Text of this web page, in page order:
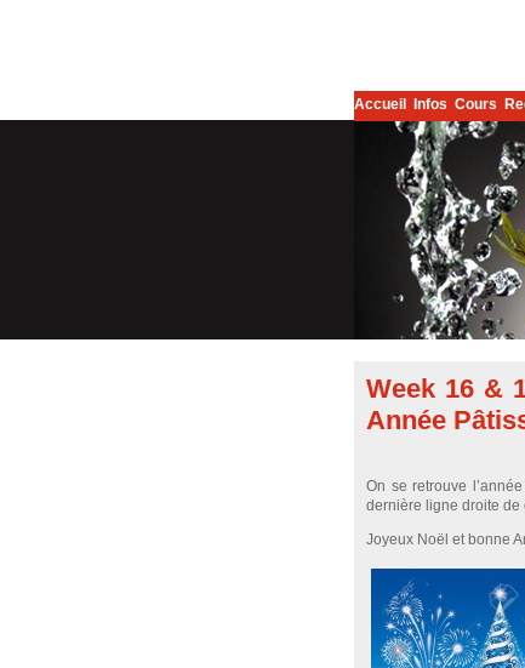
Accueil Infos Cours
Week 16 &
Année
On se retrouve
dernière ligne droite de
Joyeux Noël et bonne